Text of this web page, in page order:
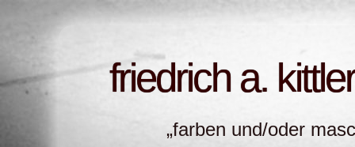
friedrich a. kittler
farben und/oder